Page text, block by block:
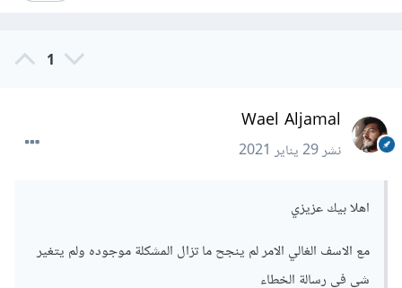
1
Wael Aljamal
نشر29 يناير 2021
اهلا بيك عزيزي
مع الاسف الغالي الامر لم ينجح ما تزال المشكلة موجوده ولم يتغير
شي في رسالة الخطاء